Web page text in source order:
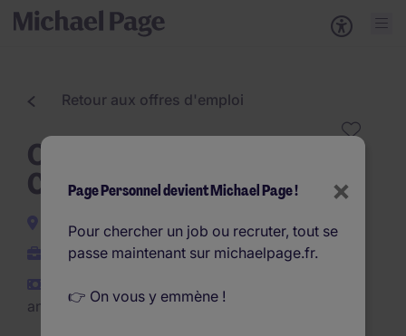
Retour aux offres d'emploi
Opérateur de Production
Chimie H/F
Bolbec
Interim
an
×
Page Personnel devient Michael Page !
Pour chercher un job ou recruter, tout se
passe maintenant sur michaelpage.fr.
👉 On vous y emmène !